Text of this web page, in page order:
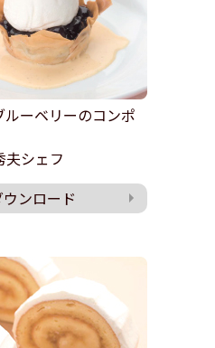
ーベリーのコンポ
夫シェフ
ンロード